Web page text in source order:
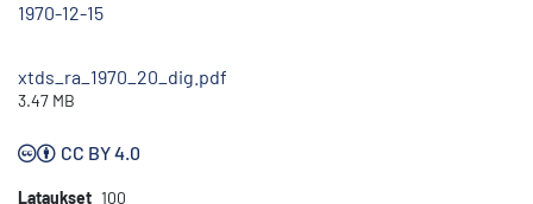
1970-12-15
xtds_ra_1970_20_dig.pdf
3.47 MB
CC BY 4.0
Lataukset 100